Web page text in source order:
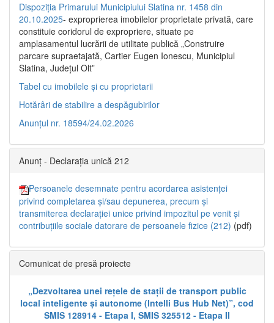
Dispoziția Primarului Municipiului Slatina nr. 1458 din
20.10.2025- exproprierea imobilelor proprietate privată, care
constituie coridorul de expropriere, situate pe
amplasamentul lucrării de utilitate publică „Construire
parcare supraetajată, Cartier Eugen Ionescu, Municipiul
Slatina, Județul Olt”
Tabel cu imobilele și cu proprietarii
Hotărâri de stabilire a despăgubirilor
Anunțul nr. 18594/24.02.2026
Anunț - Declarația unică 212
Persoanele desemnate pentru acordarea asistenței
privind completarea și/sau depunerea, precum și
transmiterea declarației unice privind impozitul pe venit și
contribuțiile sociale datorare de persoanele fizice (212) (pdf)
Comunicat de presă proiecte
„Dezvoltarea unei rețele de stații de transport public
local inteligente și autonome (Intelli Bus Hub Net)”, cod
SMIS 128914 - Etapa I, SMIS 325512 - Etapa II